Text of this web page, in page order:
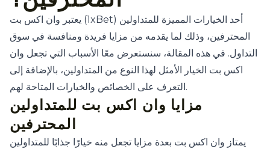
يعتبر وان اكس بت (1xBet) أحد الخيارات المميزة للمتداولين
المحترفين، وذلك لما يقدمه من مزايا فريدة ومنافسة في سوق
التداول. في هذه المقالة، سنستعرض معًا الأسباب التي تجعل وان
اكس بت الخيار الأمثل لهذا النوع من المتداولين، بالإضافة إلى
التعرف على الخصائص والخيارات المتاحة لهم.
مزايا وان اكس بت للمتداولين
المحترفين
يمتاز وان اكس بت بعدة مزايا تجعل منه خيارًا جذابًا للمتداولين